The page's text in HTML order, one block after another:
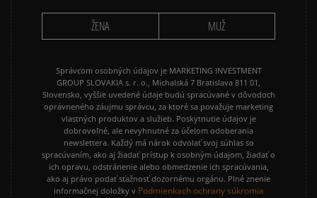
ŽENA MUŽ
Správcom osobných údajov je MARKETING INVESTMENT
GROUP SLOVAKIA s. r. o., Michalská 7 Bratislava 811 01,
Slovensko, vyššie uvedené údaje budú spracúvané v dôvodoch
oprávneného záujmu správcu, za ktoré sa považuje marketing
vlastných produktov a služieb. Poskytnutie údajov je
dobrovoľné, ale nevyhnutné za účelom odoberania
newslettera. Každý má nárok odvolať svoj súhlas so
spracúvaním, ako aj žiadať prístup k osobným údajom, žiadať o
ich opravu, odstránenie alebo obmedzenie ich spracúvania,
ako aj právo podať sťažnosť dozornému orgánu. Plné znenie
informačnej doložky v Podmienkach ochrany súkromia